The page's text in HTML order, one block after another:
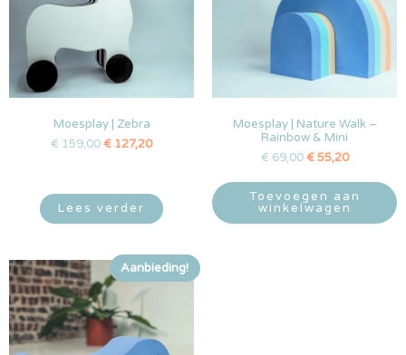
Moesplay | Zebra
€ 159,00€ 127,20
Lees verder
Moesplay | Nature Walk –
Rainbow & Mini
€ 69,00 €55,20
Toevoegen aan
winkelwagen
Aanbieding!